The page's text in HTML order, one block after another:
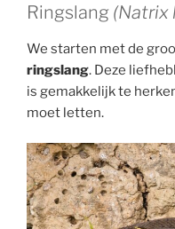
Ringslang (Natrix
We starten met de
ringslang. Deze
is gemakkelijk te
moet letten.